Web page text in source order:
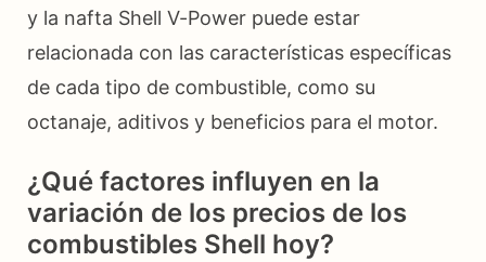
y la nafta Shell V-Power puede estar
relacionada con las características específicas
de cada tipo de combustible, como su
octanaje, aditivos y beneficios para el motor.
¿Qué factores influyen en la
variación de los precios de los
combustibles Shell hoy?